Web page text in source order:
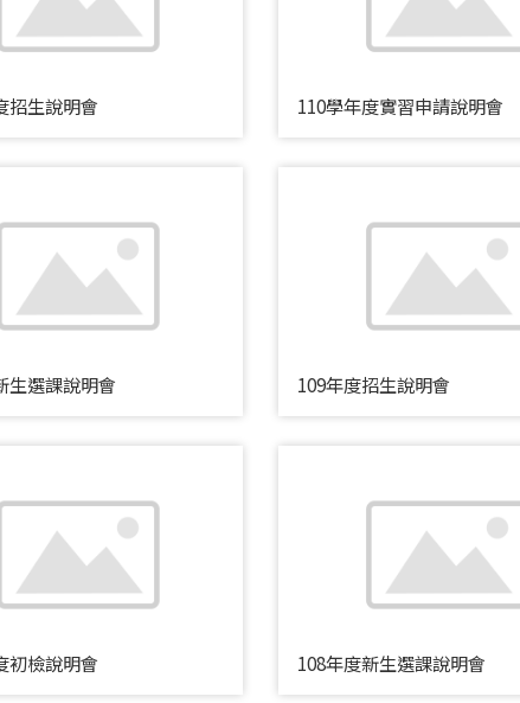
招生說明會 110學年度實習申請說明會
生選課說明會 109年度招生說明會
初檢說明會 108年度新生選課說明會